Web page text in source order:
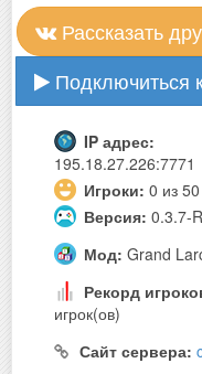
Рассказать
Подключиться
IP адрес:
195.18.27.226:7771
Игроки: 0 из 50
Версия: 0.3.7-
Мод: Grand
Рекорд
игрок(ов)
Сайт сервера: